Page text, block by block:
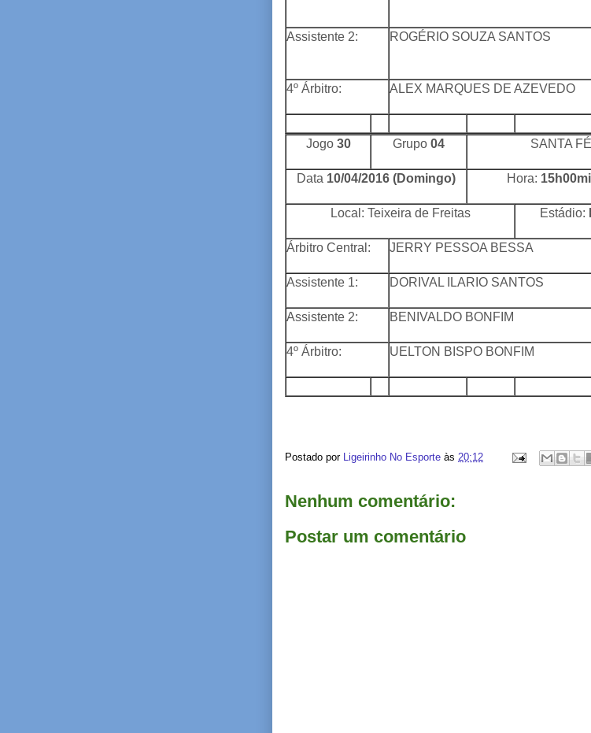
Assistente 2: ROGÉRIO SOUZA SANTOS
4º Árbitro: ALEX MARQUES DE AZEVEDO
Jogo 30 Grupo 04 SANTA FÉ X
Data 10/04/2016 (Domingo) Hora:
Local: Teixeira de Freitas Estádio:
Árbitro Central: JERRY PESSOA BESSA
Assistente 1: DORIVAL ILARIO SANTOS
Assistente 2: BENIVALDO BONFIM
4º Árbitro: UELTON BISPO BONFIM
Postado por Ligeirinho No Esporte às 20:12
Nenhum comentário:
Postar um comentário